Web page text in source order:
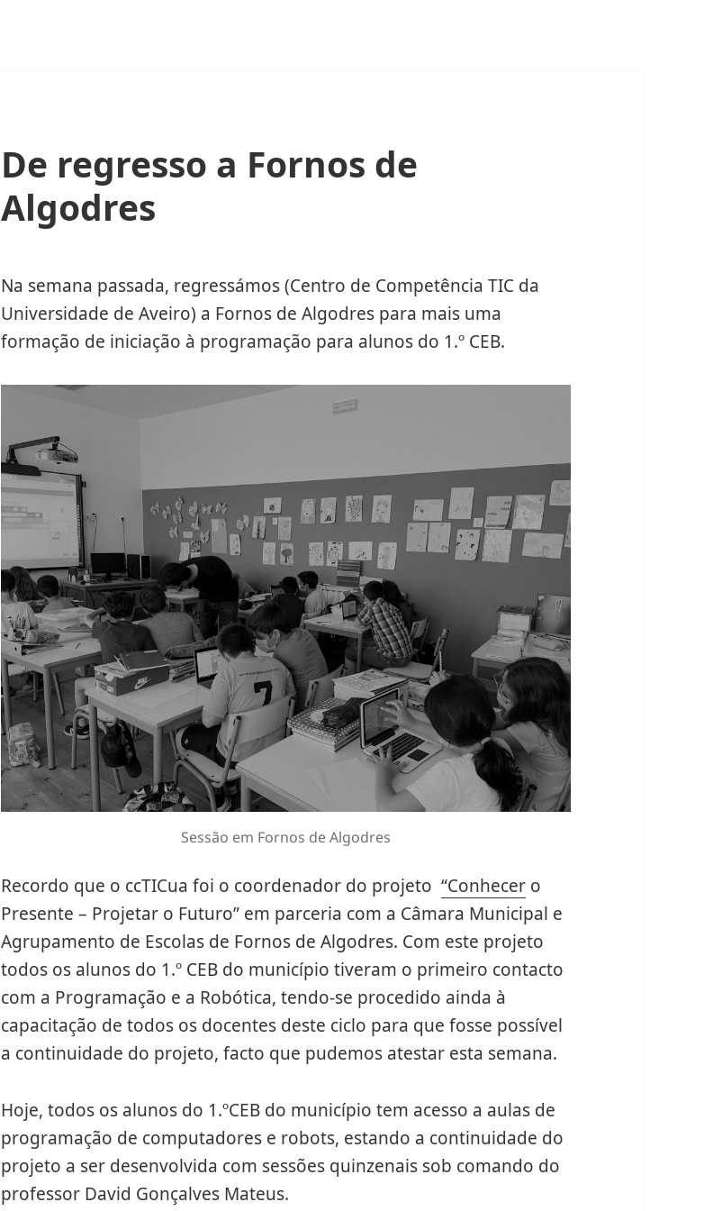
De regresso a Fornos de
Algodres
Na semana passada, regressámos (Centro de Competência TIC da
Universidade de Aveiro) a Fornos de Algodres para mais uma
formação de iniciação à programação para alunos do 1.º CEB.
Sessão em Fornos de Algodres
Recordo que o ccTICua foi o coordenador do projeto“Conhecer o
Presente – Projetar o Futuro” em parceria com a Câmara Municipal e
Agrupamento de Escolas de Fornos de Algodres. Com este projeto
todos os alunos do 1.º CEB do município tiveram o primeiro contacto
com a Programação e a Robótica, tendo-se procedido ainda à
capacitação de todos os docentes deste ciclo para que fosse possível
a continuidade do projeto, facto que pudemos atestar esta semana.
Hoje, todos os alunos do 1.ºCEB do município tem acesso a aulas de
programação de computadores e robots, estando a continuidade do
projeto a ser desenvolvida com sessões quinzenais sob comando do
professor David Gonçalves Mateus.